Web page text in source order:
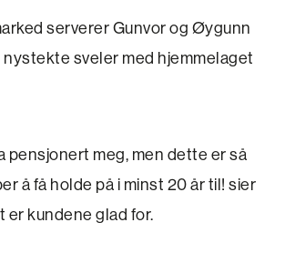
serverer Gunvor og Øygunn
sveler med hjemme­laget
pensjonert meg, men dette er så
å få holde på i minst 20 år til! sier
er kundene glad for.